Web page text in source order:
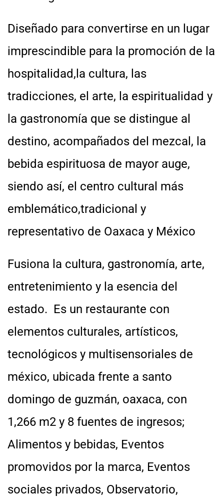
Diseñado para convertirse en un lugar
imprescindible para la promoción de la
hospitalidad,la cultura, las
tradicciones, el arte, la espiritualidad y
la gastronomía que se distingue al
destino, acompañados del mezcal, la
bebida espirituosa de mayor auge,
siendo así, el centro cultural más
emblemático,tradicional y
representativo de Oaxaca y México
Fusiona la cultura, gastronomía, arte,
entretenimiento y la esencia del
estado. Es un restaurante con
elementos culturales, artísticos,
tecnológicos y multisensoriales de
méxico, ubicada frente a santo
domingo de guzmán, oaxaca, con
1,266 m2 y 8 fuentes de ingresos;
Alimentos y bebidas, Eventos
promovidos por la marca, Eventos
sociales privados, Observatorio,